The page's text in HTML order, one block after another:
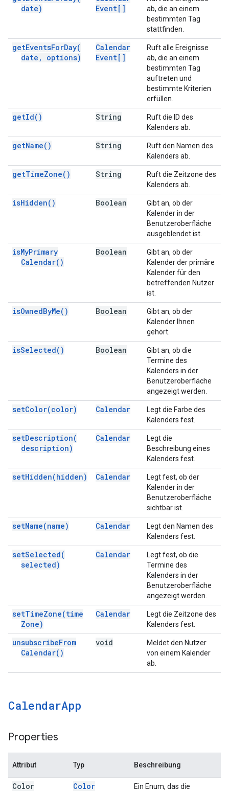
date)
Event[]
ab, die an einem
bestimmten Tag
stattfinden.
getEventsForDay(
date , options)
Calendar
Event[]
Ruft alle Ereignisse
ab, die an einem
bestimmten Tag
auftreten und
bestimmte Kriterien
erfüllen.
getId( ) String
Ruft die ID des
Kalenders ab.
getName( ) String
Ruft den Namen des
Kalenders ab.
getTimeZone( ) String
Ruft die Zeitzone des
Kalenders ab.
isHidden( ) Boolean
Gibt an, ob der
Kalender in der
Benutzeroberfläche
ausgeblendet ist.
isMyPrimary
Calendar( )
Boolean
Gibt an, ob der
Kalender der primäre
Kalender für den
betreffenden Nutzer
ist.
isOwnedByMe( ) Boolean
Gibt an, ob der
Kalender Ihnen
gehört.
isSelected( ) Boolean
Gibt an, ob die
Termine des
Kalenders in der
Benutzeroberfläche
angezeigt werden.
setColor(color) Calendar
Legt die Farbe des
Kalenders fest.
setDescription(
description)
Calendar
Legt die
Beschreibung eines
Kalenders fest.
setHidden(hidden) Calendar
Legt fest, ob der
Kalender in der
Benutzeroberfläche
sichtbar ist.
setName(name) Calendar
Legt den Namen des
Kalenders fest.
setSelected(
selected)
Calendar
Legt fest, ob die
Termine des
Kalenders in der
Benutzeroberfläche
angezeigt werden.
setTimeZone(time
Zone)
Calendar
Legt die Zeitzone des
Kalenders fest.
unsubscribeFrom
Calendar( )
void
Meldet den Nutzer
von einem Kalender
ab.
CalendarApp
Properties
Attribut Typ Beschreibung
Color Color
Ein Enum, das die